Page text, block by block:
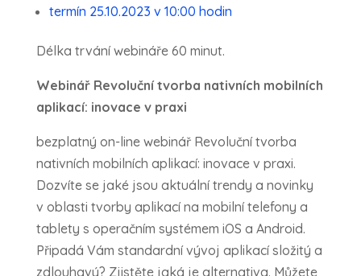
termín 25.10.2023 v 10:00 hodin
Délka trvání webináře 60 minut.
Webinář Revoluční tvorba nativních mobilních
aplikací: inovace v praxi
bezplatný on-line webinář Revoluční tvorba
nativních mobilních aplikací: inovace v praxi.
Dozvíte se jaké jsou aktuální trendy a novinky
v oblasti tvorby aplikací na mobilní telefony a
tablety s operačním systémem iOS a Android.
Připadá Vám standardní vývoj aplikací složitý a
zdlouhavý? Zjistěte jaká je alternativa. Můžete